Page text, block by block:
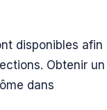
disponibles afin
Obtenir un
dans